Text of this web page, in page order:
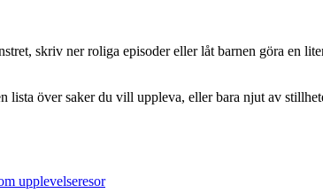
skriv ner roliga episoder eller låt barnen göra en
över saker du vill uppleva, eller bara njut av
upplevelseresor